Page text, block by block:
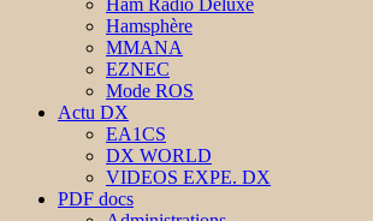
Ham Radio Deluxe
Hamsphère
MMANA
EZNEC
Mode ROS
Actu DX
EA1CS
DX WORLD
VIDEOS EXPE. DX
PDF docs